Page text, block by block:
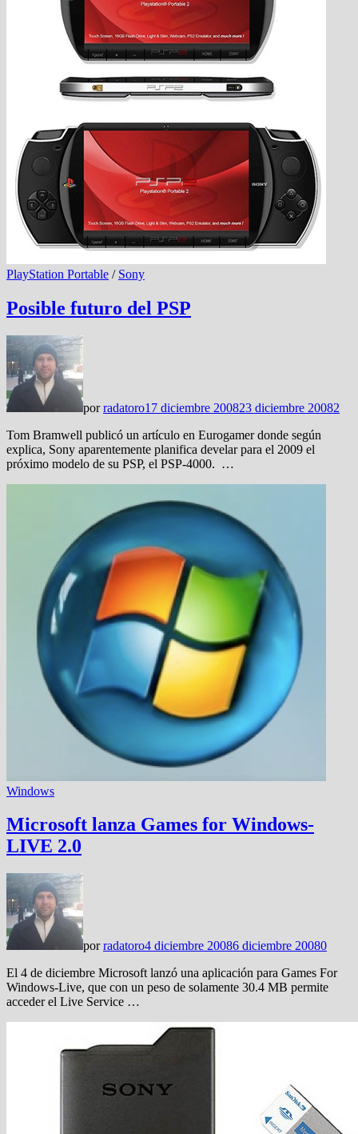
PlayStation Portable / Sony
Posible futuro del PSP
porradatoro17 diciembre 200823 diciembre 20082
Tom Bramwell publicó un artículo en Eurogamer donde según
explica, Sony aparentemente planifica develar para el 2009 el
próximo modelo de su PSP, el PSP-4000. …
Windows
Microsoft lanza Games for Windows-
LIVE 2.0
porradatoro4 diciembre 20086 diciembre 20080
El 4 de diciembre Microsoft lanzó una aplicación para Games For
Windows-Live, que con un peso de solamente 30.4 MB permite
acceder el Live Service …